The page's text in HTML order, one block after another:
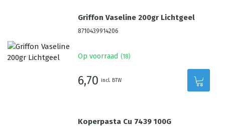
Griffon Vaseline 200gr Lichtgeel
8710439914206
Op voorraad (18)
6,70 incl. BTW
Koperpasta Cu 7439 100G